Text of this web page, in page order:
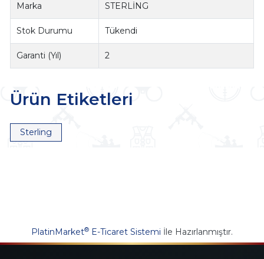
Marka STERLİNG
Stok Durumu Tükendi
Garanti (Yıl) 2
Ürün Etiketleri
Sterling
PlatinMarket® E-Ticaret Sistemi İle Hazırlanmıştır.